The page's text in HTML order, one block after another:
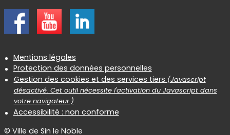
Informations réglementaires
Mentions légales
Protection des données personnelles
Gestion des cookies et des services tiers (Javascript
désactivé. Cet outil nécessite l'activation du Javascript dans
votre navigateur.)
Accessibilité : non conforme
© Ville de Sin le Noble